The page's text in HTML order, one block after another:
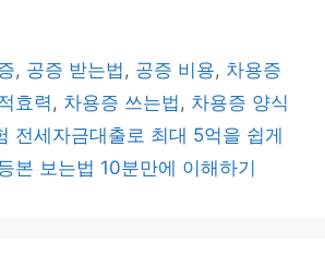
e
b
o
o
er e
, 공증 받는법, 공증 비용, 차용증
효력, 차용증 쓰는법, 차용증 양식
전세자금대출로 최대 5억을 쉽게
본 보는법 10분만에 이해하기